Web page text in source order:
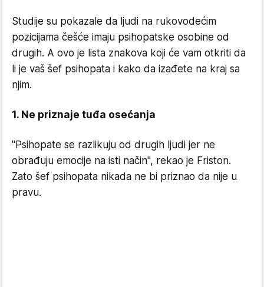
Studije su pokazale da ljudi na rukovodećim
pozicijama češće imaju psihopatske osobine od
drugih. A ovo je lista znakova koji će vam otkriti da
li je vaš šef psihopata i kako da izađete na kraj sa
njim.
1. Ne priznaje tuđa osećanja
"Psihopate se razlikuju od drugih ljudi jer ne
obrađuju emocije na isti način", rekao je Friston.
Zato šef psihopata nikada ne bi priznao da nije u
pravu.